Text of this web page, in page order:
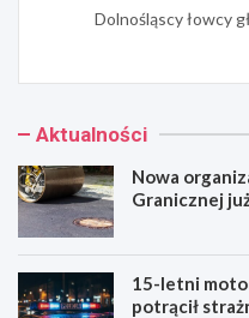
Dolnośląscy łowcy
Aktualności
Nowa
Granicznej
15-letni
potrącił